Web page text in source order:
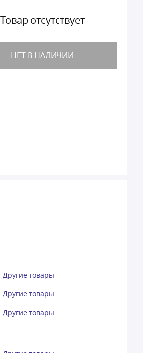
Товар отсутствует
НЕТ В НАЛИЧИИ
Другие товары
Другие товары
Другие товары